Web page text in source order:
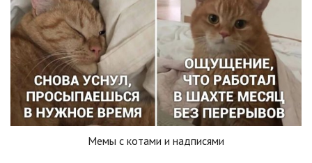
Мемы с котами и надписями